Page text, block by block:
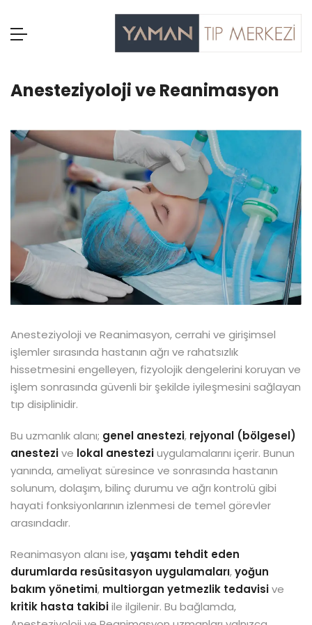
Anesteziyoloji ve Reanimasyon
Anesteziyoloji ve Reanimasyon, cerrahi ve girişimsel
işlemler sırasında hastanın ağrı ve rahatsızlık
hissetmesini engelleyen, fizyolojik dengelerini koruyan ve
işlem sonrasında güvenli bir şekilde iyileşmesini sağlayan
tıp disiplinidir.
Bu uzmanlık alanı; genel anestezi, rejyonal (bölgesel)
anestezive lokal anesteziuygulamalarını içerir. Bunun
yanında, ameliyat süresince ve sonrasında hastanın
solunum, dolaşım, bilinç durumu ve ağrı kontrolü gibi
hayati fonksiyonlarının izlenmesi de temel görevler
arasındadır.
Reanimasyon alanı ise,yaşamı tehdit eden
durumlarda resüsitasyon uygulamaları,yoğun
bakım yönetimi, multiorgan yetmezlik tedavisive
kritik hasta takibiile ilgilenir. Bu bağlamda,